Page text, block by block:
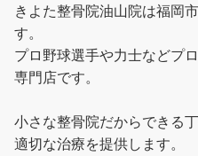
きよた整骨院油山院は福岡
す。
プロ野球選手や力士などプ
専門店です。
小さな整骨院だからできる
適切な治療を提供します。